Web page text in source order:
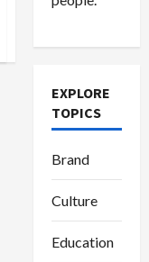
EXPLORE
TOPICS
Brand
Culture
Education